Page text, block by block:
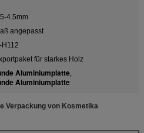
4.5mm
angepasst
H112
für starkes Holz
Aluminiumplatte,
Aluminiumplatte
Verpackung von Kosmetika